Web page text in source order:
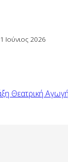
Ιούνιος 2026
Θεατρική Αγωγή